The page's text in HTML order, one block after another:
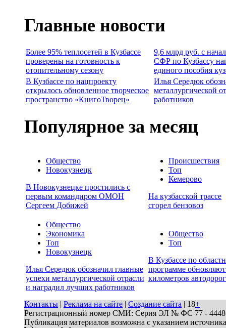
Главные новости
Более 95% теплосетей в Кузбассе
проверены на готовность к
отопительному сезону
9,6 млрд руб. с
СФР по Кузбассу
единого пособия
В Кузбассе по нацпроекту
открылось обновленное творческое
пространство «КнигоТворец»
Илья Середюк
металлургической
работников
Популярное за месяц
Общество
Новокузнецк
В Новокузнецке простились с
первым командиром ОМОН
Сергеем Добижей
Происшествия
Топ
Кемерово
На кузбасской трассе
сгорел бензовоз
Общество
Экономика
Топ
Новокузнецк
Илья Середюк обозначил главные
успехи металлургической отрасли
и наградил лучших работников
Общество
Топ
В Кузбассе по
программе
километров автодорог
Контакты | Реклама на сайте | Создание сайта | 18+
Регистрационный номер СМИ: Серия ЭЛ № ФС 77 - 44486
Публикация материалов возможна с указанием